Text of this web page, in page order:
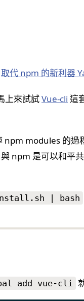
取代 npm 的新利器
上來試試Vue-cli 這
npm modules 的
與 npm 是可以和平
| bash
add vue-cli